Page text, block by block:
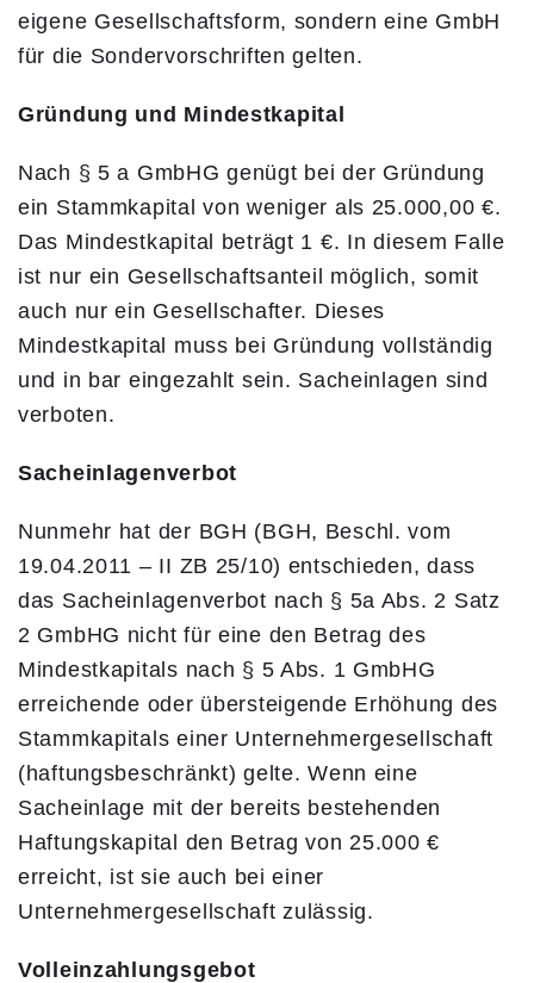
eigene Gesellschaftsform, sondern eine GmbH
für die Sondervorschriften gelten.
Gründung und Mindestkapital
Nach § 5 a GmbHG genügt bei der Gründung
ein Stammkapital von weniger als 25.000,00 €.
Das Mindestkapital beträgt 1 €. In diesem Falle
ist nur ein Gesellschaftsanteil möglich, somit
auch nur ein Gesellschafter. Dieses
Mindestkapital muss bei Gründung vollständig
und in bar eingezahlt sein. Sacheinlagen sind
verboten.
Sacheinlagenverbot
Nunmehr hat der BGH (BGH, Beschl. vom
19.04.2011 – II ZB 25/10) entschieden, dass
das Sacheinlagenverbot nach § 5a Abs. 2 Satz
2 GmbHG nicht für eine den Betrag des
Mindestkapitals nach § 5 Abs. 1 GmbHG
erreichende oder übersteigende Erhöhung des
Stammkapitals einer Unternehmergesellschaft
(haftungsbeschränkt) gelte. Wenn eine
Sacheinlage mit der bereits bestehenden
Haftungskapital den Betrag von 25.000 €
erreicht, ist sie auch bei einer
Unternehmergesellschaft zulässig.
Volleinzahlungsgebot